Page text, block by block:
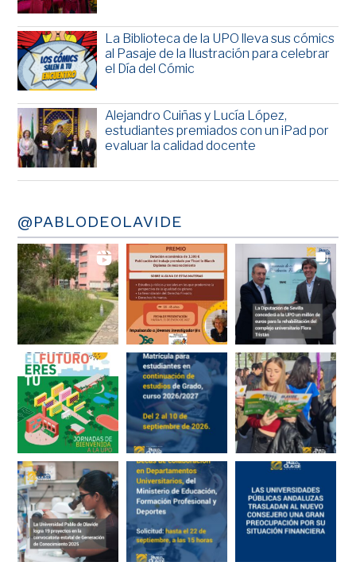
La Biblioteca de la UPO lleva sus cómics
al Pasaje de la Ilustración para celebrar
el Día del Cómic
Alejandro Cuiñas y Lucía López,
estudiantes premiados con un iPad por
evaluar la calidad docente
@PABLODEOLAVIDE